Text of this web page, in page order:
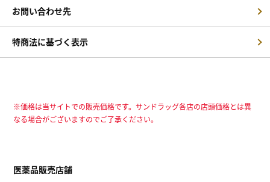
お問い合わせ先
特商法に基づく表示
※価格は当サイトでの販売価格です。サンドラッグ各店の店頭価格とは異
なる場合がございますのでご了承ください。
医薬品販売店舗